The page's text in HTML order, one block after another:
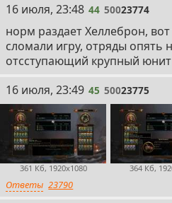
44
16 июля, 23:48 44 50023774
норм раздает Хеллеброн,
сломали игру, отряды опять
отсступающий крупный юнит
45
16 июля, 23:49 45 50023775
361 Кб, 1920x1080 364 Кб,
Ответы 23790